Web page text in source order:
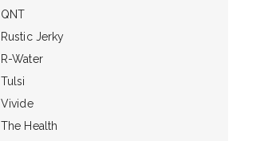
QNT
Rustic Jerky
R-Water
Tulsi
Vivide
The Health